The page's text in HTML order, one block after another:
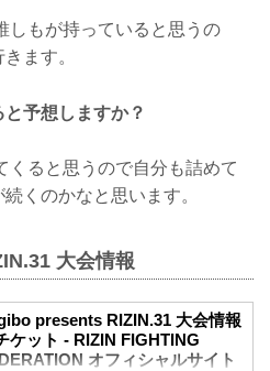
しもが持っていると思うの
ます。
予想しますか？
ると思うので自分も詰めて
くのかなと思います。
大会情報
presents RIZIN.31 大会情報
ケット - RIZIN FIGHTING
オフィシャルサイト